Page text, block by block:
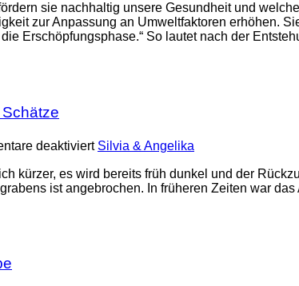
sie nachhaltig unsere Gesundheit und
zur Anpassung an Umweltfaktoren erhöhen.
Erschöpfungsphase.“ So lautet nach der
deaktiviertfür
–
Verborgene
Silvia & Angelika
kürzer, es wird bereits früh dunkel und der
ist angebrochen. In früheren Zeiten war